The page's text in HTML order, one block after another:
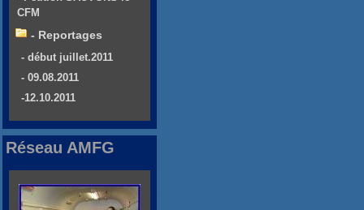
CFM
- Reportages
- début juillet.2011
- 09.08.2011
-12.10.2011
Réseau AMFG